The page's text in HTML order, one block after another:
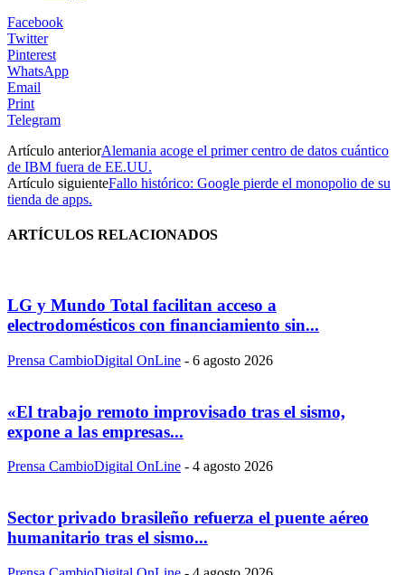
Facebook
Twitter
Pinterest
WhatsApp
Email
Print
Telegram
Artículo anteriorAlemania acoge el primer centro de datos cuántico
de IBM fuera de EE.UU.
Artículo siguienteFallo histórico: Google pierde el monopolio de su
tienda de apps.
ARTÍCULOS RELACIONADOS
LG y Mundo Total facilitan acceso a
electrodomésticos con financiamiento sin...
Prensa CambioDigital OnLine - 6 agosto 2026
«El trabajo remoto improvisado tras el sismo,
expone a las empresas...
Prensa CambioDigital OnLine - 4 agosto 2026
Sector privado brasileño refuerza el puente aéreo
humanitario tras el sismo...